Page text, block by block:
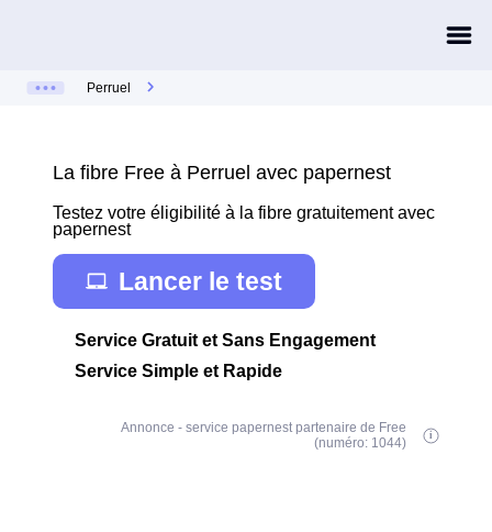
Perruel
La fibre Free à Perruel avec papernest
Testez votre éligibilité à la fibre gratuitement avec
papernest
Lancer le test
Service Gratuit et Sans Engagement
Service Simple et Rapide
Annonce - service papernest partenaire de Free
(numéro: 1044)